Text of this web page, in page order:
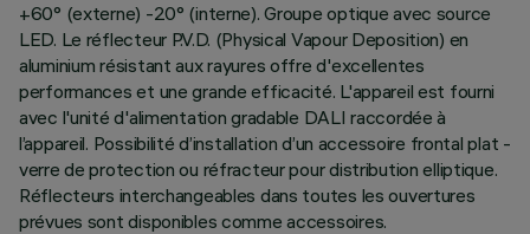
+60° (externe) -20° (interne). Groupe optique avec source
LED. Le réflecteur P.V.D. (Physical Vapour Deposition) en
aluminium résistant aux rayures offre d'excellentes
performances et une grande efficacité. L'appareil est fourni
avec l'unité d'alimentation gradable DALI raccordée à
l’appareil. Possibilité d’installation d’un accessoire frontal plat -
verre de protection ou réfracteur pour distribution elliptique.
Réflecteurs interchangeables dans toutes les ouvertures
prévues sont disponibles comme accessoires.